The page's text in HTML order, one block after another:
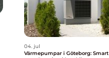
04. jul
Värmepumpar i Göteborg: Smart